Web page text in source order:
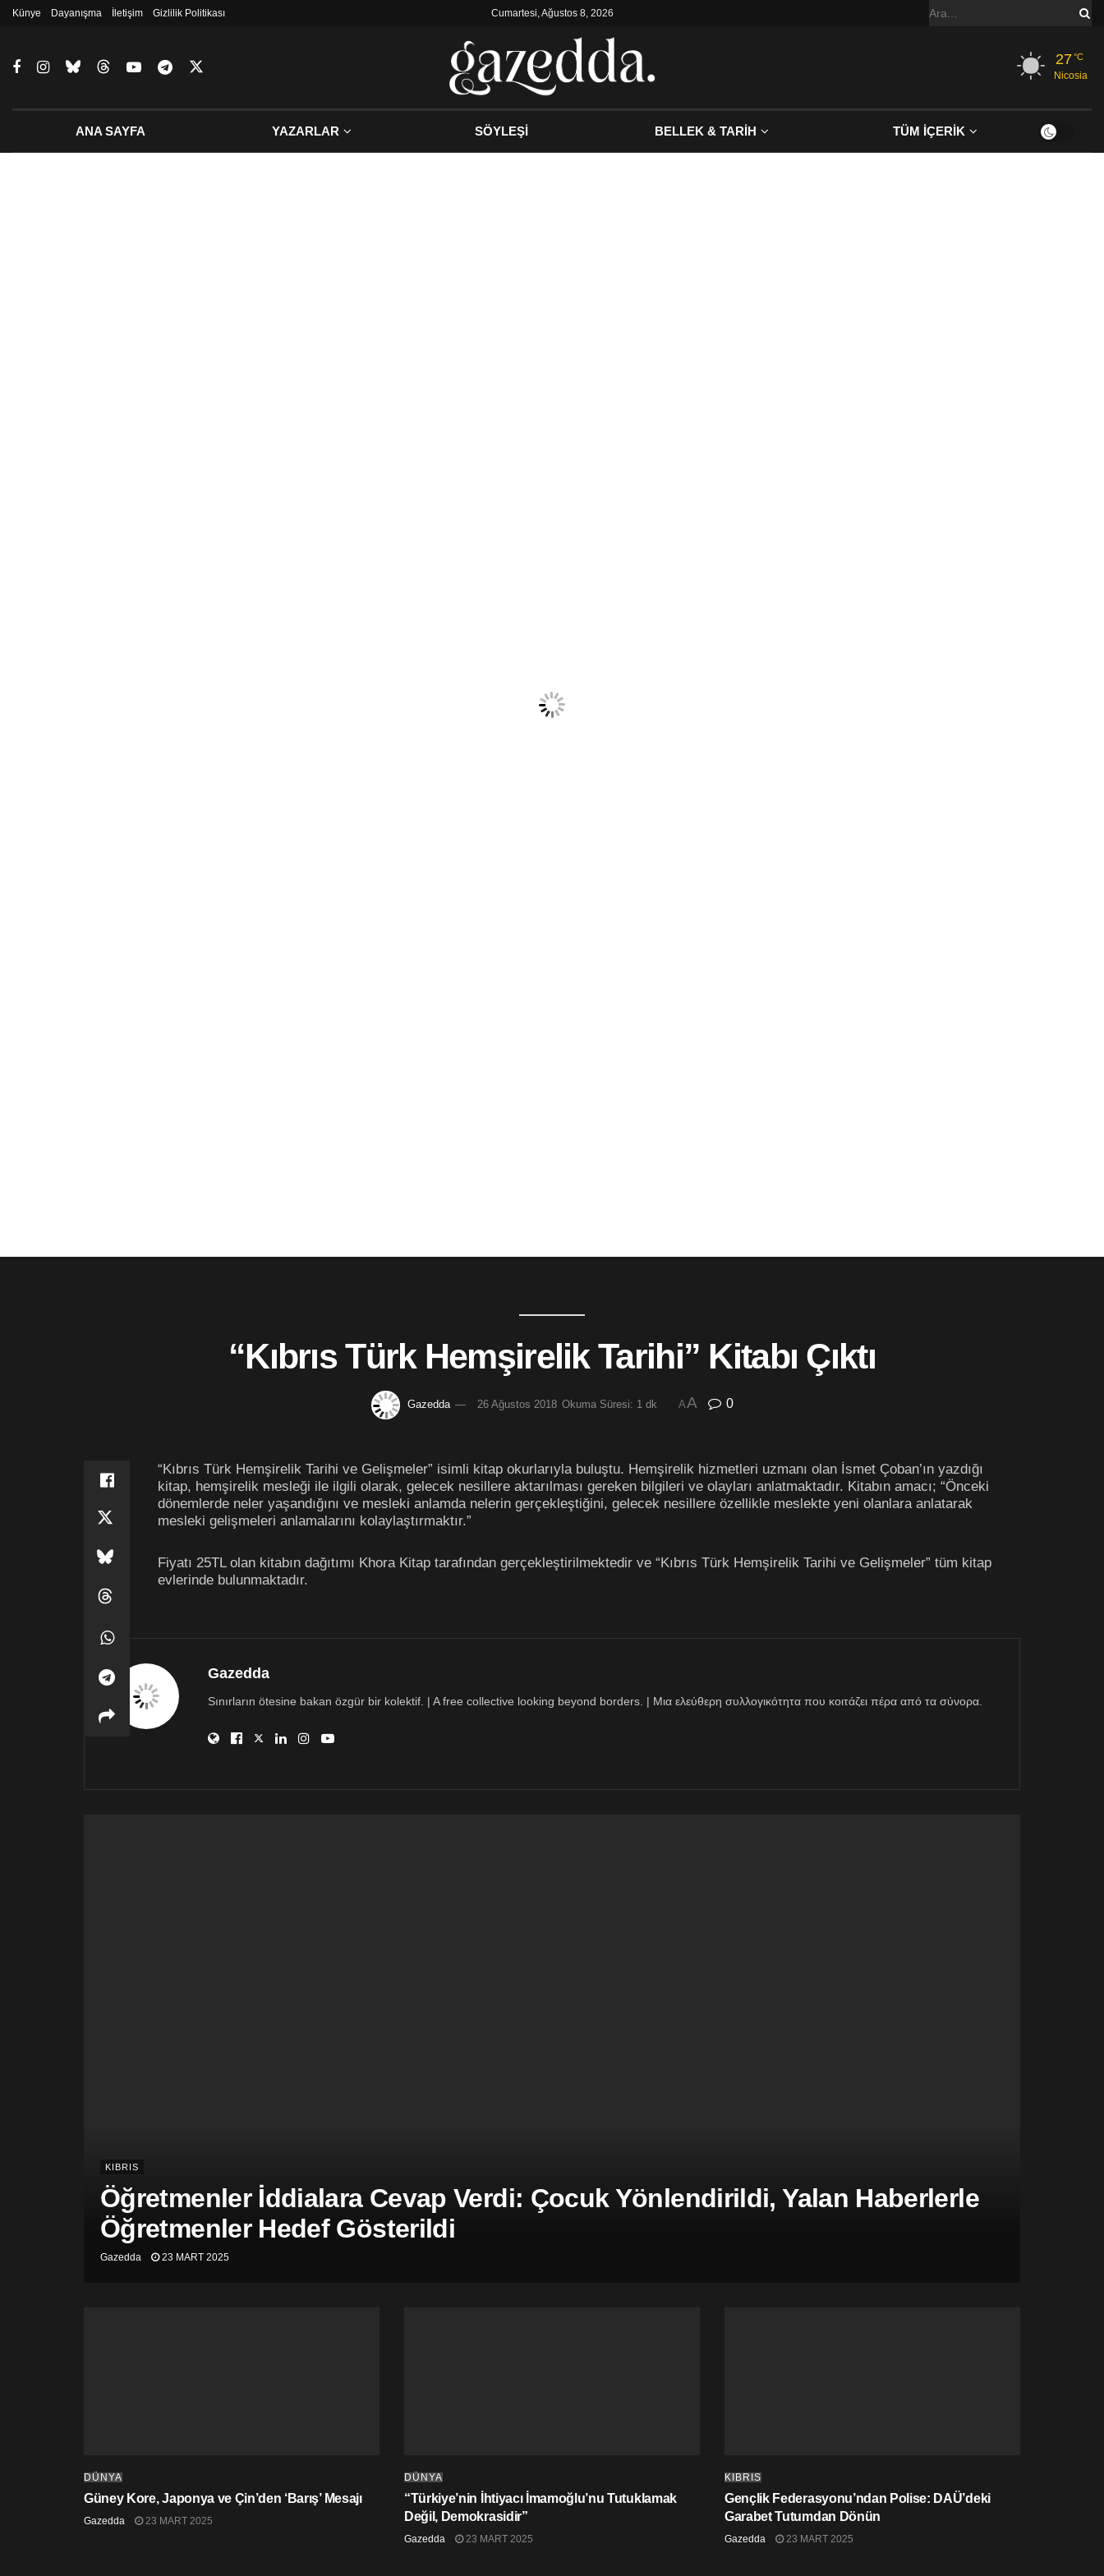
Künye Dayanışma İletişim Gizlilik Politikası Cumartesi, Ağustos 8, 2026
27°C
Nicosia
ANA SAYFA YAZARLAR SÖYLEŞİ BELLEK & TARİH TÜM İÇERİK
“Kıbrıs Türk Hemşirelik Tarihi” Kitabı Çıktı
Gazedda 26 Ağustos 2018 Okuma Süresi: 1 dk AA 0
“Kıbrıs Türk Hemşirelik Tarihi ve Gelişmeler” isimli kitap okurlarıyla buluştu. Hemşirelik hizmetleri uzmanı olan İsmet Çoban’ın yazdığı
kitap, hemşirelik mesleği ile ilgili olarak, gelecek nesillere aktarılması gereken bilgileri ve olayları anlatmaktadır. Kitabın amacı; “Önceki
dönemlerde neler yaşandığını ve mesleki anlamda nelerin gerçekleştiğini, gelecek nesillere özellikle meslekte yeni olanlara anlatarak
mesleki gelişmeleri anlamalarını kolaylaştırmaktır.”
Fiyatı 25TL olan kitabın dağıtımı Khora Kitap tarafından gerçekleştirilmektedir ve “Kıbrıs Türk Hemşirelik Tarihi ve Gelişmeler” tüm kitap
evlerinde bulunmaktadır.
Gazedda
Sınırların ötesine bakan özgür bir kolektif. | A free collective looking beyond borders. | Μια ελεύθερη συλλογικότητα που κοιτάζει πέρα από τα σύνορα.
KIBRIS
Öğretmenler İddialara Cevap Verdi: Çocuk Yönlendirildi, Yalan Haberlerle
Öğretmenler Hedef Gösterildi
Gazedda 23 MART 2025
DÜNYA
Güney Kore, Japonya ve Çin’den ‘Barış’ Mesajı
Gazedda 23 MART 2025
DÜNYA
“Türkiye’nin İhtiyacı İmamoğlu’nu Tutuklamak
Değil, Demokrasidir”
Gazedda 23 MART 2025
KIBRIS
Gençlik Federasyonu’ndan Polise: DAÜ’deki
Garabet Tutumdan Dönün
Gazedda 23 MART 2025